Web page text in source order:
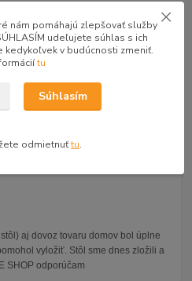
so mnou telefonicky na adrese
aj dovoz tovaru domov bol úplne
vyložiť. Stôl sme dnes zložili a
SHOP odporúčam
nám pomáhajú zlepšovať služby
udeľujete súhlas s ich
kedykoľvek v budúcnosti zmeniť.
tu
Súhlasím
odmietnuťtu.